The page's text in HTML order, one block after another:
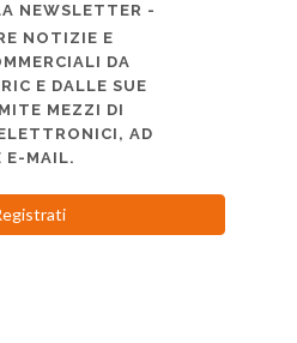
NEWSLETTER -
NOTIZIE E
DA
E DALLE SUE
MEZZI DI
AD
E-MAIL.